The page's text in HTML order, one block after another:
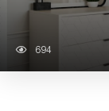
694